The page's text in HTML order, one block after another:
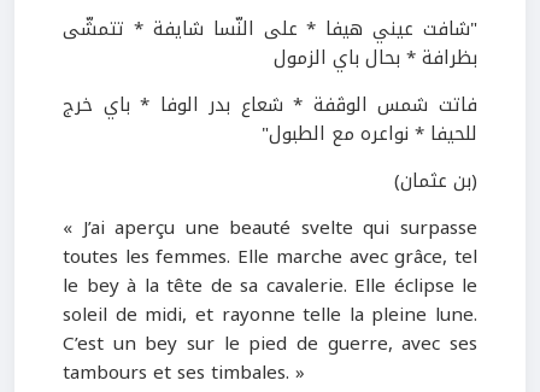
"شافت عيني هيفا * على النّسا شايفة * تتمشّى
بظرافة * بحال باي الزمول
فاتت شمس الوڤفة * شعاع بدر الوفا * باي خرج
للحيفا * نواعره مع الطبول"
(بن عثمان)
« J’ai aperçu une beauté svelte qui surpasse
toutes les femmes. Elle marche avec grâce, tel
le bey à la tête de sa cavalerie. Elle éclipse le
soleil de midi, et rayonne telle la pleine lune.
C’est un bey sur le pied de guerre, avec ses
tambours et ses timbales. »